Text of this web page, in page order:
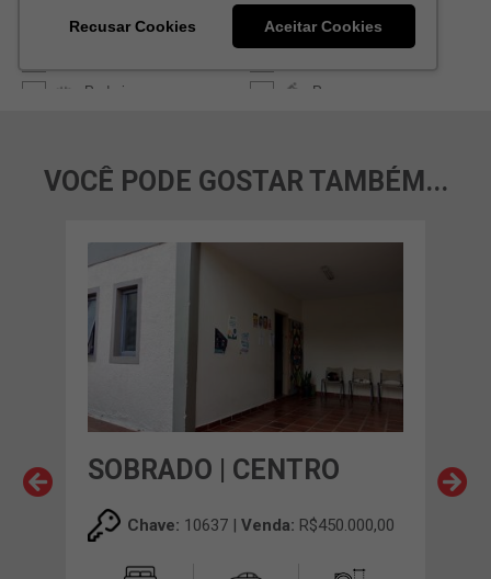
VOCÊ PODE GOSTAR TAMBÉM...
SOBRADO | CENTRO
Chave: 10637 | Venda: R$450.000,00